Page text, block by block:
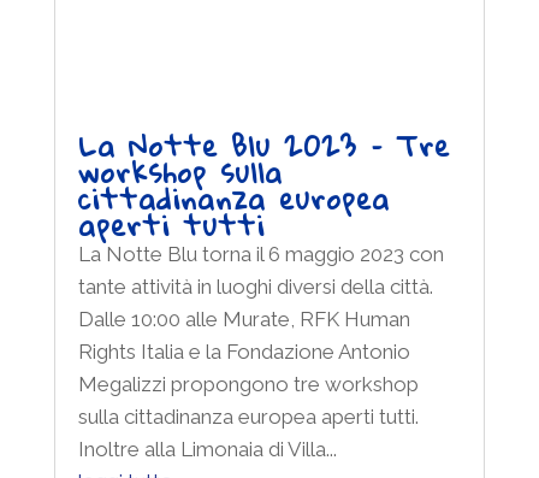
La Notte Blu 2023 – Tre
workshop sulla
cittadinanza europea
aperti tutti
La Notte Blu torna il 6 maggio 2023 con
tante attività in luoghi diversi della città.
Dalle 10:00 alle Murate, RFK Human
Rights Italia e la Fondazione Antonio
Megalizzi propongono tre workshop
sulla cittadinanza europea aperti tutti.
Inoltre alla Limonaia di Villa...
leggi tutto